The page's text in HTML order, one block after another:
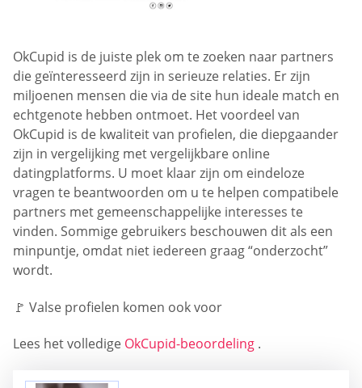
OkCupid is de juiste plek om te zoeken naar partners
die geïnteresseerd zijn in serieuze relaties. Er zijn
miljoenen mensen die via de site hun ideale match en
echtgenote hebben ontmoet. Het voordeel van
OkCupid is de kwaliteit van profielen, die diepgaander
zijn in vergelijking met vergelijkbare online
datingplatforms. U moet klaar zijn om eindeloze
vragen te beantwoorden om u te helpen compatibele
partners met gemeenschappelijke interesses te
vinden. Sommige gebruikers beschouwen dit als een
minpuntje, omdat niet iedereen graag “onderzocht”
wordt.
🚩 Valse profielen komen ook voor
Lees het volledige OkCupid-beoordeling .